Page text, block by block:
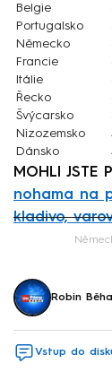
Belgie
Portugalsko
Německo
Francie
Itálie
Řecko
Švýcarsko
Nizozemsko
Dánsko
MOHLI JSTE
nohama na
kladivo,
Robin Běhal
Vstup do